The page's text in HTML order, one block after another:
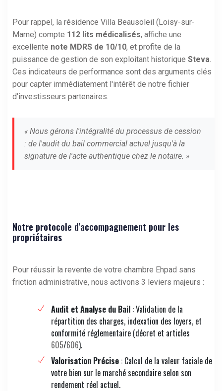
Pour rappel, la résidence Villa Beausoleil (Loisy-sur-
Marne) compte 112 lits médicalisés, affiche une
excellente note MDRS de 10/10, et profite de la
puissance de gestion de son exploitant historique Steva
Ces indicateurs de performance sont des arguments clés
pour capter immédiatement l'intérêt de notre fichier
d'investisseurs partenaires.
« Nous gérons l'intégralité du processus de cession
: de l'audit du bail commercial actuel jusqu'à la
signature de l'acte authentique chez le notaire. »
Notre protocole d'accompagnement pour les
propriétaires
Pour réussir la revente de votre chambre Ehpad sans
friction administrative, nous activons 3 leviers majeurs :
Audit et Analyse du Bail : Validation de la
répartition des charges, indexation des loyers, et
conformité réglementaire (décret et articles
605/606).
Valorisation Précise : Calcul de la valeur faciale de
votre bien sur le marché secondaire selon son
rendement réel actuel.